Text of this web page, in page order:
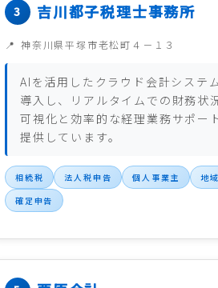
吉川都子税理士事務所
神奈川県平塚市老松町４－１３
AIを活用したクラウド会計システ
導入し、リアルタイムでの財務状
可視化と効率的な経理業務サポー
提供しています。
相続税 法人税申告 個人事業主
地
確定申告